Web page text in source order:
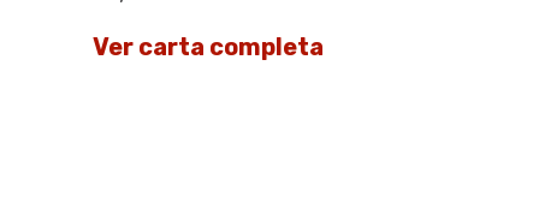
Ver carta completa